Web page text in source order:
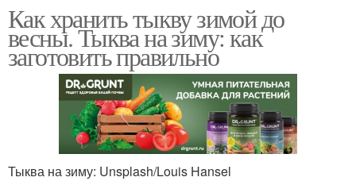
Как хранить тыкву зимой до
весны. Тыква на зиму: как
заготовить правильно
Тыква на зиму: Unsplash/Louis Hansel